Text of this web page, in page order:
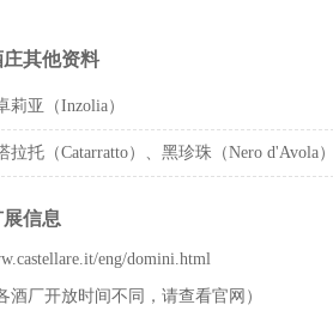
其他资料
莉亚（Inzolia）
拉托（Catarratto）、黑珍珠（Nero d'Avola
信息
eng/domini.html
酒厂开放时间不同，请查看官网）